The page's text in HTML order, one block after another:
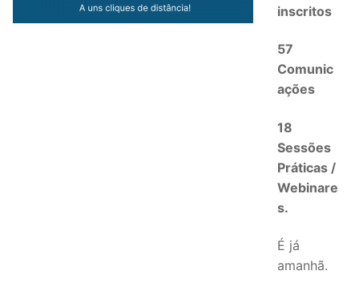
inscritos
57
Comunic
ações
18
Sessões
Práticas /
Webinare
s.
É já
amanhã.